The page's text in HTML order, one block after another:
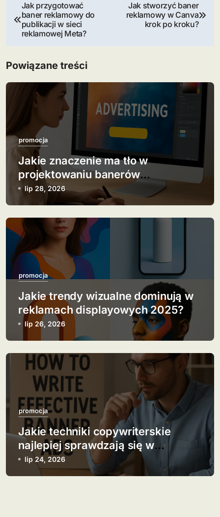
i
g
j
p
i
u
Jak przygotować
baner reklamowy do
publikacji w sieci
reklamowej Meta?
Jak stworzyć baner
reklamowy w Canva
krok po kroku?
Powiązane treści
promocja
Jakie znaczenie ma tło w
projektowaniu banerów
reklamowych?
lip 28, 2026
promocja
Jakie trendy wizualne dominują w
reklamach displayowych 2025?
lip 26, 2026
promocja
Jakie techniki copywriterskie
najlepiej sprawdzają się w
banerach?
lip 24, 2026